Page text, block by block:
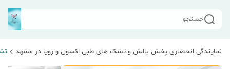
جستجو
نمایندگی انحصاری پخش بالش و تشک های طبی اکسون و رویا در مشهد